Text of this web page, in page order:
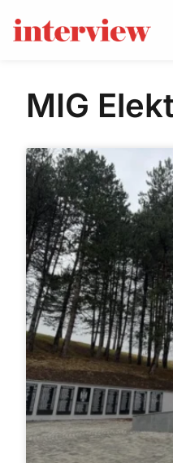
MIG